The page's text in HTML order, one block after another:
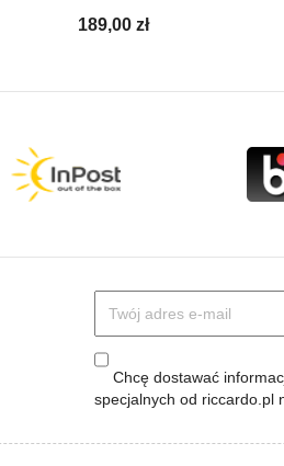
Cena
189,00 zł
Chcę dostawać
specjalnych od riccardo.pl